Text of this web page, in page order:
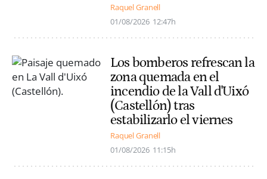
Raquel Granell
01/08/2026 12:47h
Los bomberos refrescan la
zona quemada en el
incendio de la Vall d'Uixó
(Castellón) tras
estabilizarlo el viernes
Raquel Granell
01/08/2026 11:15h